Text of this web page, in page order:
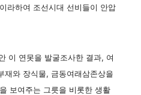
라하여 조선시대 선비들이 안압
이 연못을 발굴조사한 결과, 여
재와 장식물, 금동여래삼존상을
보여주는 그릇을 비롯한 생활